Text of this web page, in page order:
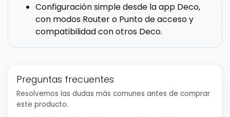
Configuración simple desde la app Deco,
con modos Router o Punto de acceso y
compatibilidad con otros Deco.
Preguntas frecuentes
Resolvemos las dudas más comunes antes de comprar
este producto.